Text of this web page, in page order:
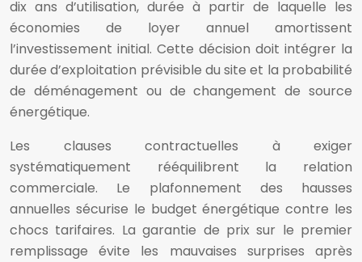
dix ans d’utilisation, durée à partir de laquelle les
économies de loyer annuel amortissent
l’investissement initial. Cette décision doit intégrer la
durée d’exploitation prévisible du site et la probabilité
de déménagement ou de changement de source
énergétique.
Les clauses contractuelles à exiger
systématiquement rééquilibrent la relation
commerciale. Le plafonnement des hausses
annuelles sécurise le budget énergétique contre les
chocs tarifaires. La garantie de prix sur le premier
remplissage évite les mauvaises surprises après